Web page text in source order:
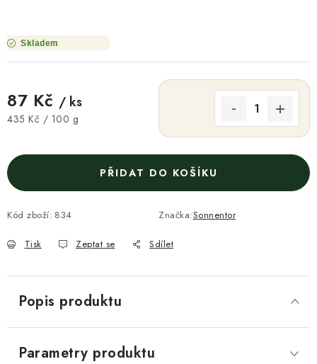
Skladem
87 Kč / ks
Měrná cena:
435 Kč / 100 g
PŘIDAT DO KOŠÍKU
Kód zboží: 834 Značka:Sonnentor
Tisk Zeptat se Sdílet
Popis produktu
Parametry produktu